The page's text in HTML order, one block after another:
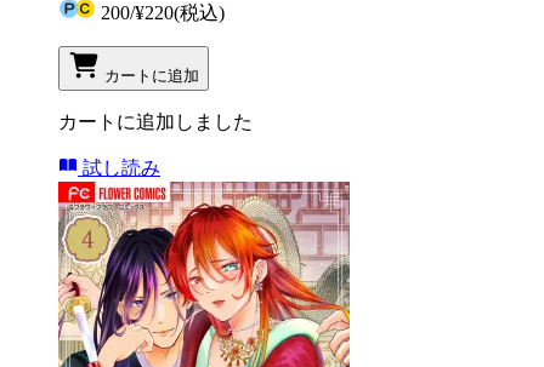
200/¥220(税込)
カートに追加
カートに追加しました
試し読み